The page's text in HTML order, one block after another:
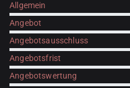
Allgemein
Angebot
Angebotsausschluss
Angebotsfrist
Angebotswertung